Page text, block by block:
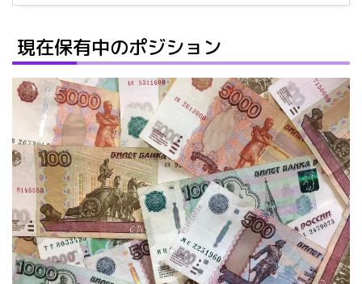
現在保有中のポジション